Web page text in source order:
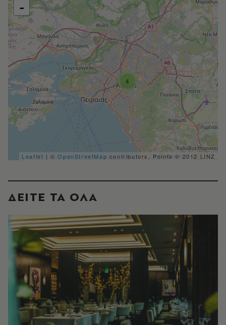
4
-
Leaflet | ©OpenStreetMap contributors, Points © 2012 LINZ
ΔΕΙΤΕ ΤΑ ΟΛΑ